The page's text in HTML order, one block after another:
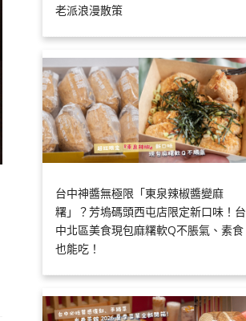
老派浪漫散策
台中神醬無極限「東泉辣椒醬變麻
糬」？芳塢碼頭西屯店限定新口味！台
中北區美食現包麻糬軟Q不脹氣、素食
也能吃！